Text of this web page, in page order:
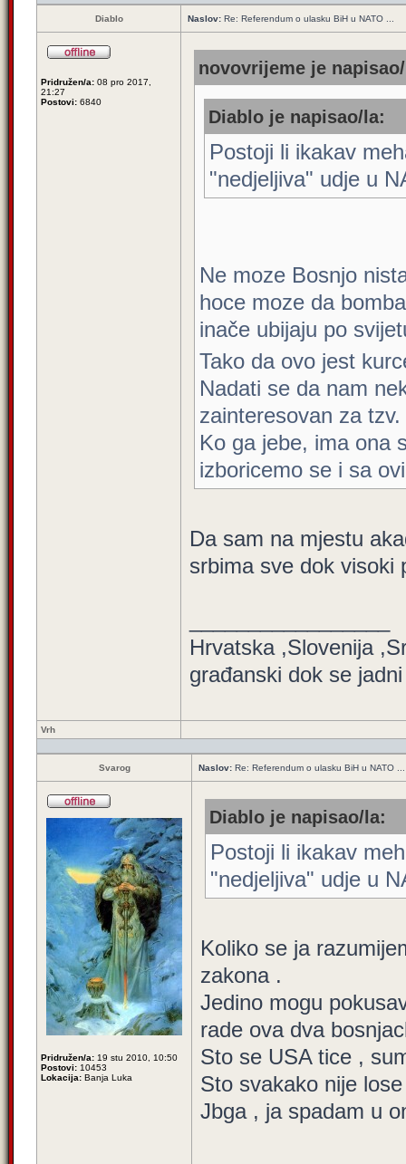
Diablo Naslov: Re: Referendum o ulasku BiH u NATO ...
Pridružen/a: 08 pro 2017,
21:27
Postovi: 6840
novovrijeme je
Diablo je napisao/la:
Postoji li ikakav
"nedjeljiva" udje u
Ne moze Bosnjo
hoce moze da
inače ubijaju po
Tako da ovo jest
Nadati se da nam
zainteresovan za
Ko ga jebe, ima ona
izboricemo se i sa
Da sam na mjestu
srbima sve dok visoki
Hrvatska ,Slovenija
građanski dok se
Vrh
Svarog Naslov: Re: Referendum o ulasku BiH u NATO ...
Pridružen/a: 19 stu 2010, 10:50
Postovi: 10453
Lokacija: Banja Luka
Diablo je napisao/la:
Postoji li ikakav
"nedjeljiva" udje u
Koliko se ja
zakona .
Jedino mogu
rade ova dva
Sto se USA tice ,
Sto svakako nije
Jbga , ja spadam u